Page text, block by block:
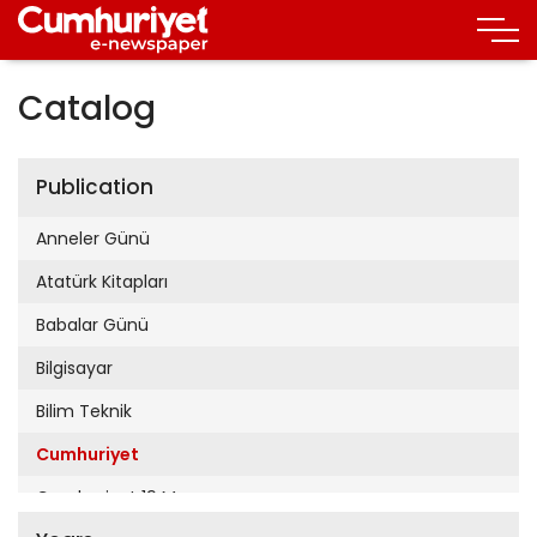
Catalog
Publication
Anneler Günü
Atatürk Kitapları
Babalar Günü
Bilgisayar
Bilim Teknik
Cumhuriyet
Cumhuriyet 19 Mayıs